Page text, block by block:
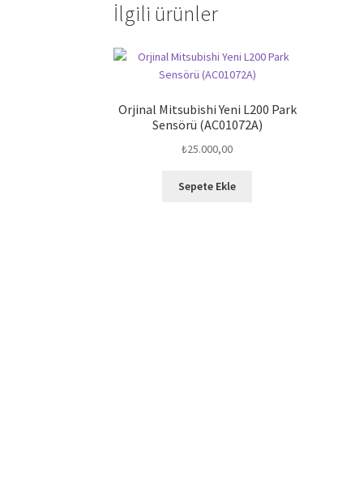
İlgili ürünler
Orjinal Mitsubishi Yeni L200 Park
Sensörü (AC01072A)
₺25.000,00
Sepete Ekle